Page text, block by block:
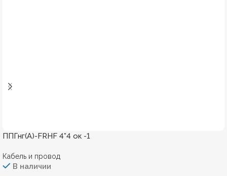
ППГнг(А)-FRHF 4*4 ок -1
Кабель и провод
В наличии